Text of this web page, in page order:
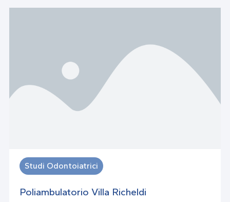
Studi Odontoiatrici
Poliambulatorio Villa Richeldi